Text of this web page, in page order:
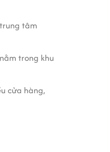
tâm
trong khu
cửa hàng,